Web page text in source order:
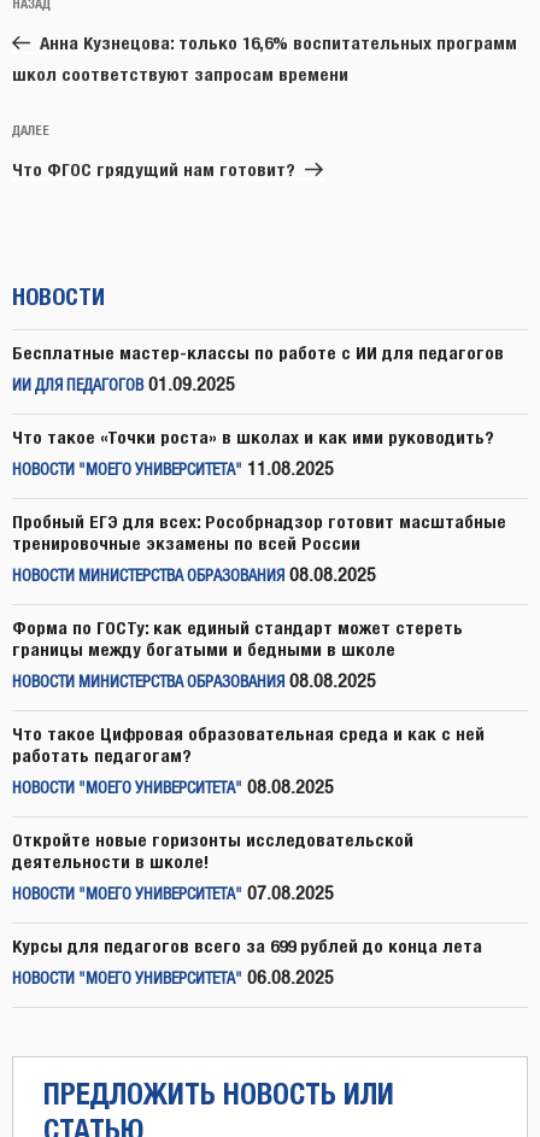
по
записям
Предыдущая
запись:
Анна Кузнецова: только 16,6% воспитательных программ
школ соответствуют запросам времени
Следующая
запись
ДАЛЕЕ
Что ФГОС грядущий нам готовит?
НОВОСТИ
Бесплатные мастер-классы по работе с ИИ для педагогов
ИИ ДЛЯ ПЕДАГОГОВ 01.09.2025
Что такое «Точки роста» в школах и как ими руководить?
НОВОСТИ "МОЕГО УНИВЕРСИТЕТА" 11.08.2025
Пробный ЕГЭ для всех: Рособрнадзор готовит масштабные
тренировочные экзамены по всей России
НОВОСТИ МИНИСТЕРСТВА ОБРАЗОВАНИЯ 08.08.2025
Форма по ГОСТу: как единый стандарт может стереть
границы между богатыми и бедными в школе
НОВОСТИ МИНИСТЕРСТВА ОБРАЗОВАНИЯ 08.08.2025
Что такое Цифровая образовательная среда и как с ней
работать педагогам?
НОВОСТИ "МОЕГО УНИВЕРСИТЕТА" 08.08.2025
Откройте новые горизонты исследовательской
деятельности в школе!
НОВОСТИ "МОЕГО УНИВЕРСИТЕТА" 07.08.2025
Курсы для педагогов всего за 699 рублей до конца лета
НОВОСТИ "МОЕГО УНИВЕРСИТЕТА" 06.08.2025
ПРЕДЛОЖИТЬ НОВОСТЬ ИЛИ
СТАТЬЮ